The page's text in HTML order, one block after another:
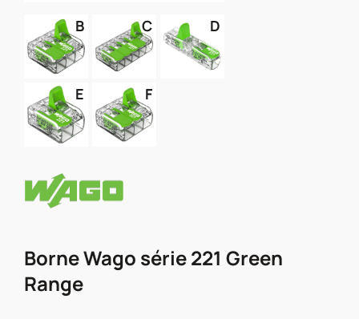
B C D
E F
Borne Wago série 221 Green
Range